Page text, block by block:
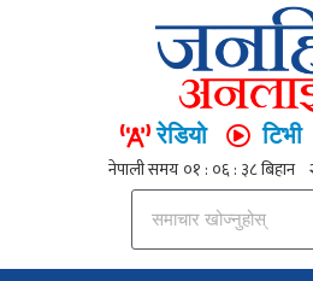
रेडियो टिभी